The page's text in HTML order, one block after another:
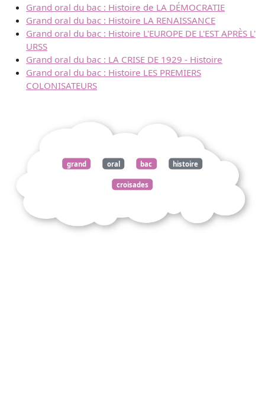
Grand oral du bac : Histoire de LA DÉMOCRATIE
Grand oral du bac : Histoire LA RENAISSANCE
Grand oral du bac : Histoire L'EUROPE DE L'EST APRÈS L'
URSS
Grand oral du bac : LA CRISE DE 1929 - Histoire
Grand oral du bac : Histoire LES PREMIERS
COLONISATEURS
grand oral bac histoire
croisades